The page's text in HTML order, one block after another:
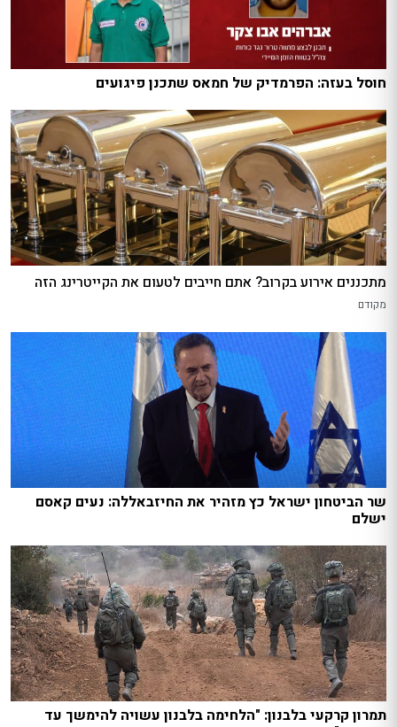
חוסל בעזה: הפרמדיק של חמאס שתכנן פיגועים
מתכננים אירוע בקרוב? אתם חייבים לטעום את הקייטרינג הזה
מקודם
שר הביטחון ישראל כץ מזהיר את החיזבאללה: נעים קאסם
ישלם
תמרון קרקעי בלבנון: "הלחימה בלבנון עשויה להימשך עד